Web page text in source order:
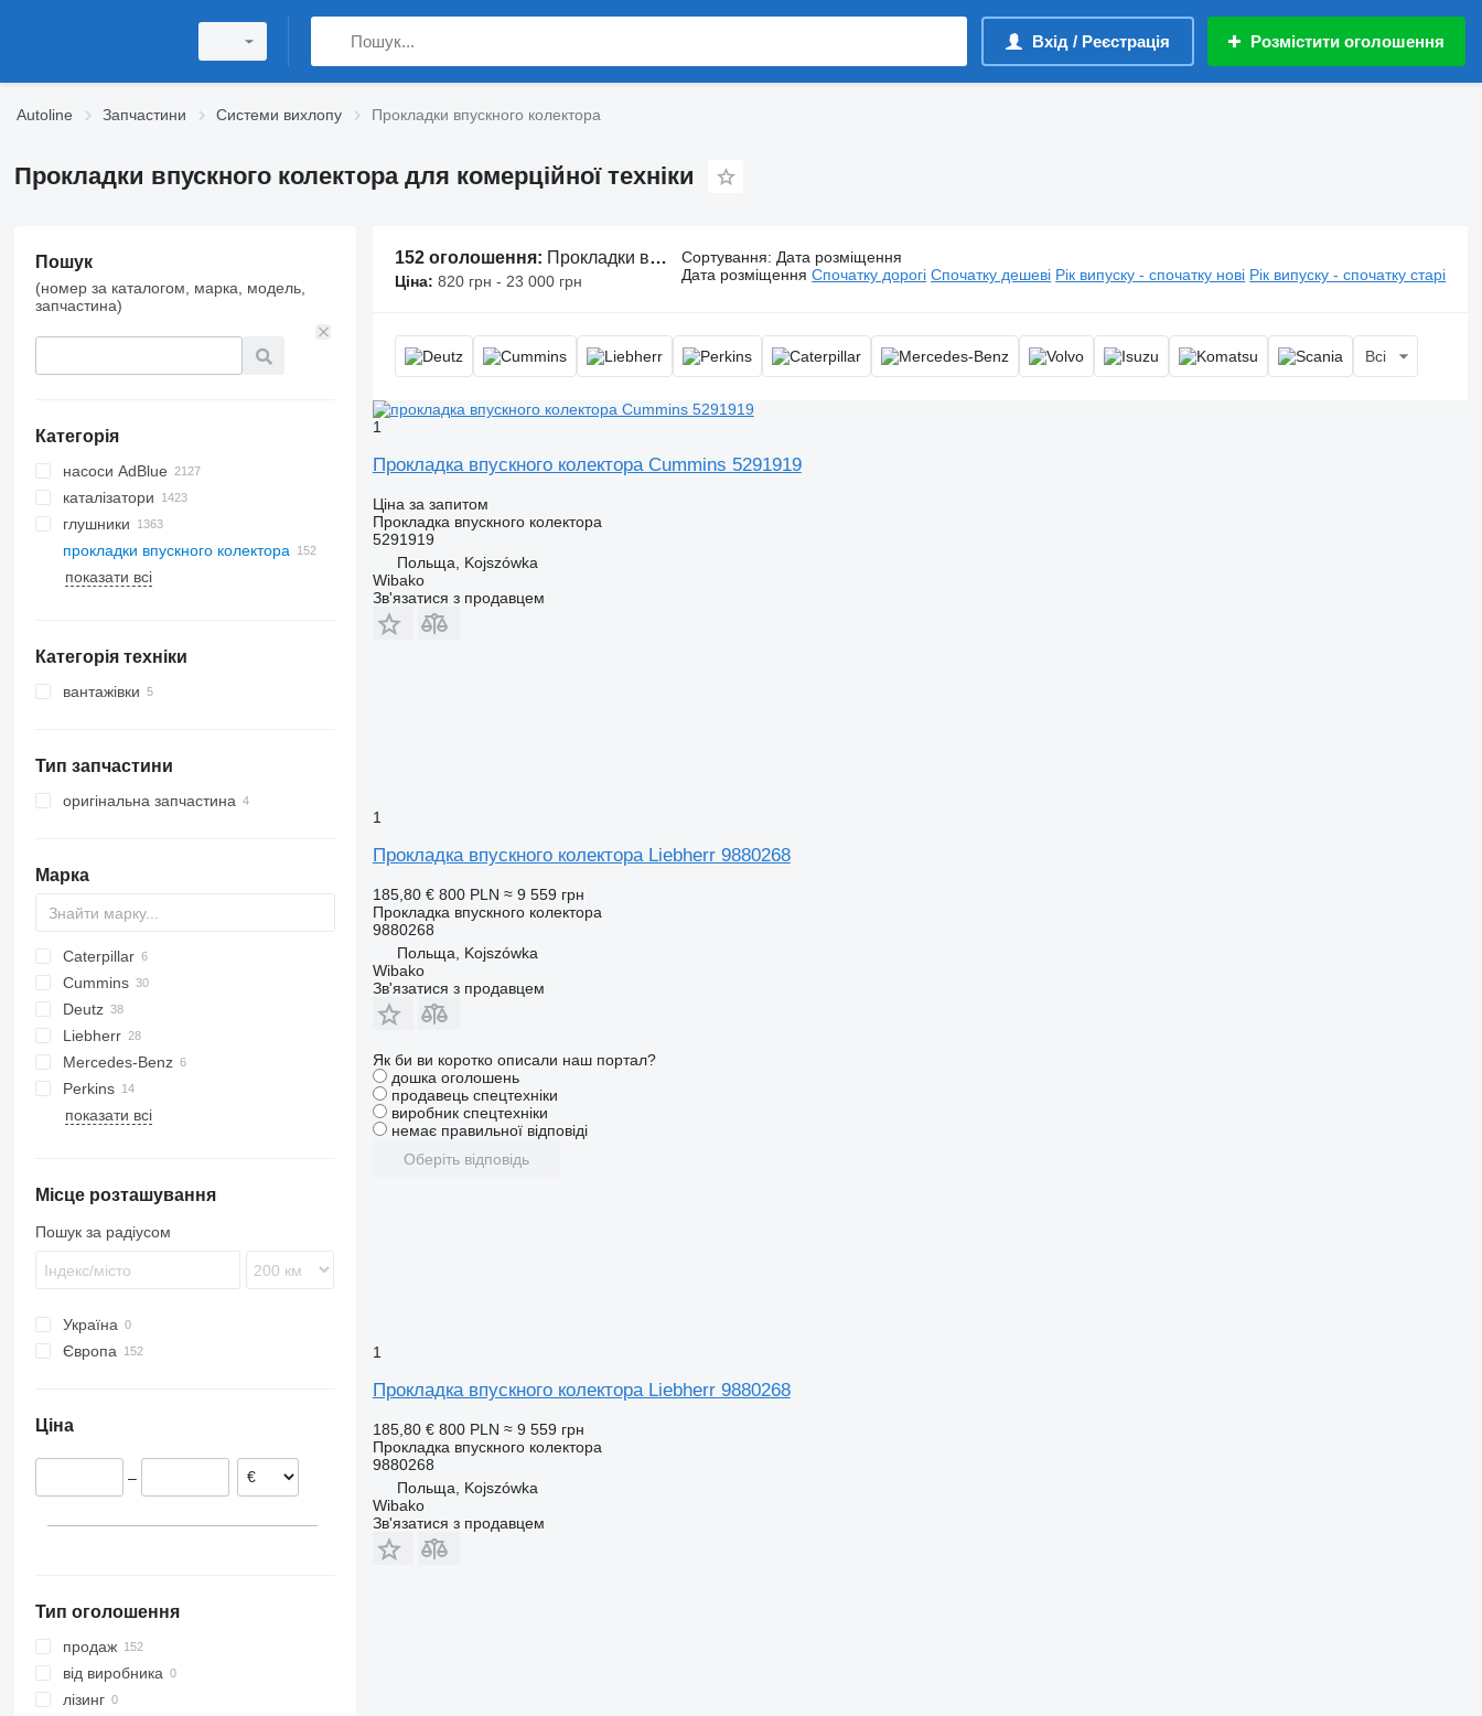
Вхід / Реєстрація Розмістити оголошення
Autoline Запчастини Системи вихлопу Прокладки впускного колектора
Прокладки впускного колектора для комерційної техніки
Пошук
(номер за каталогом, марка, модель,
запчастина)
Категорія
насоси AdBlue
каталізатори
глушники
прокладки впускного колектора
показати всі
Категорія техніки
вантажівки
Тип запчастини
оригінальна запчастина
Марка
Caterpillar
C-series
Cummins
Deutz
BF
D-series
Transit
Liebherr
A-series
Mercedes-Benz
Actros
Tourismo
Perkins
показати всі
Місце розташування
Пошук за радіусом
Україна
Європа
Ціна
–
Тип оголошення
продаж
від виробника
лізинг
152 оголошення: Прокладки впускного колектора, ущільнювач впускного колектора, кільце ущільнювача впускного колектора
Ціна: 820 грн - 23 000 грн
Сортування: Дата розміщення
Дата розміщення Спочатку дорогі Спочатку дешеві Рік випуску - спочатку нові Рік випуску - спочатку старі
Всі
1
Прокладка впускного колектора Cummins 5291919
Ціна за запитом
Прокладка впускного колектора
5291919
Польща, Kojszówka
Wibako
Зв'язатися з продавцем
1
Прокладка впускного колектора Liebherr 9880268
185,80 € 800 PLN ≈ 9 559 грн
Прокладка впускного колектора
9880268
Польща, Kojszówka
Wibako
Зв'язатися з продавцем
Як би ви коротко описали наш портал?
дошка оголошень
продавець спецтехніки
виробник спецтехніки
немає правильної відповіді
Оберіть відповідь
1
Прокладка впускного колектора Liebherr 9880268
185,80 € 800 PLN ≈ 9 559 грн
Прокладка впускного колектора
9880268
Польща, Kojszówka
Wibako
Зв'язатися з продавцем